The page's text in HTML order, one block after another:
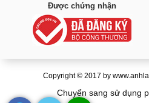
Được chứng nhận
Copyright © 2017 by
Chuyển sang sử dụng